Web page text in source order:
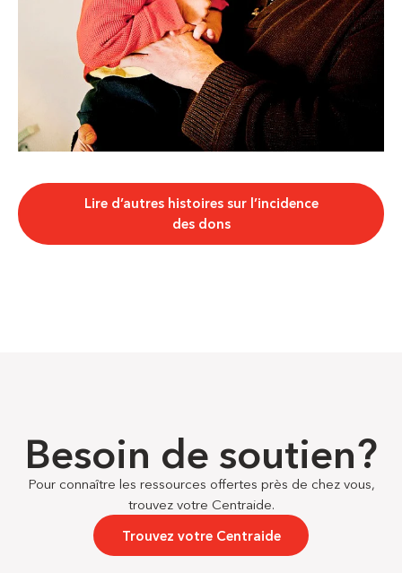
Lire d’autres histoires sur l’incidence
des dons
Besoin de soutien?
Pour connaître les ressources offertes près de chez vous,
trouvez votre Centraide.
Trouvez votre Centraide